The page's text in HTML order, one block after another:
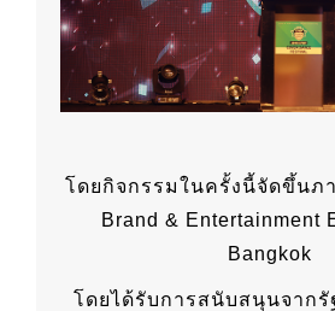
โดยกิจกรรมในครั้งนี้จัดขึ้นภ
Brand & Entertainment
Bangkok
โดยได้รับการสนับสนุนจากรั